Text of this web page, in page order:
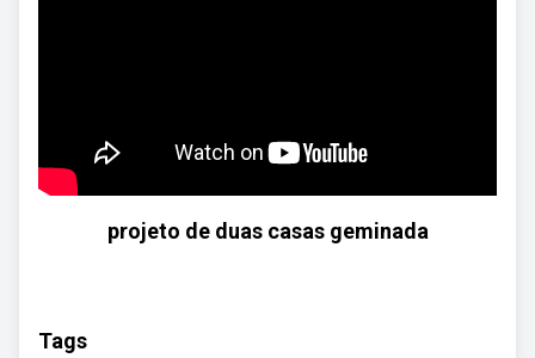
projeto de duas casas geminada
Tags